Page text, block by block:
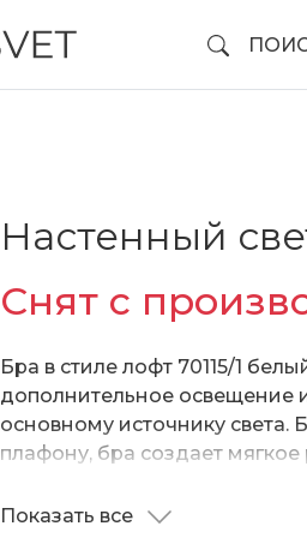
Настенный
Снят с
Бра в стиле лофт 70115/1
дополнительное освещение
основному источнику света.
плафону, бра создает
время. В качестве источника
Патрон рассчитан на
Показать все